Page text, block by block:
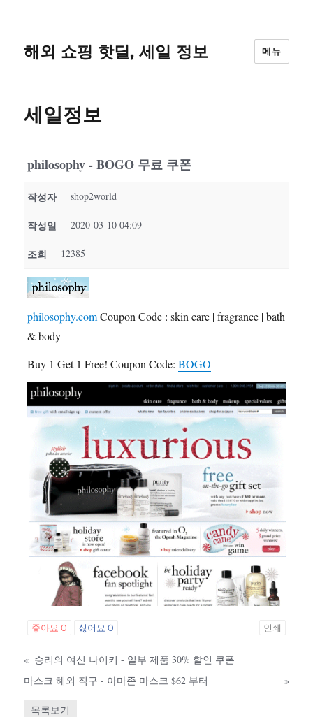
해외 쇼핑 핫딜, 세일 정보 메뉴
세일정보
philosophy - BOGO 무료 쿠폰
작성자 shop2world
작성일 2020-03-10 04:09
조회 12385
philosophy.comCoupon Code : skin care | fragrance | bath
& body
Buy 1 Get 1 Free! Coupon Code:BOGO
좋아요0 싫어요0 인쇄
« 승리의 여신 나이키 - 일부 제품 30% 할인 쿠폰
마스크 해외 직구 - 아마존 마스크 $62 부터
»
목록보기